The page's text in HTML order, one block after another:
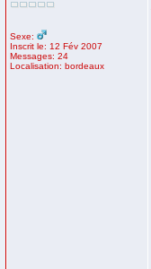
Sexe:
Inscrit le: 12 Fév 2007
Messages: 24
Localisation: bordeaux